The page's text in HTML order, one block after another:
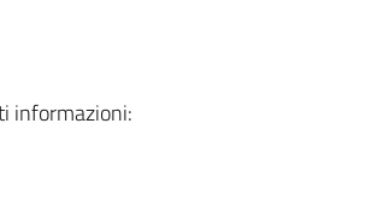
informazioni: